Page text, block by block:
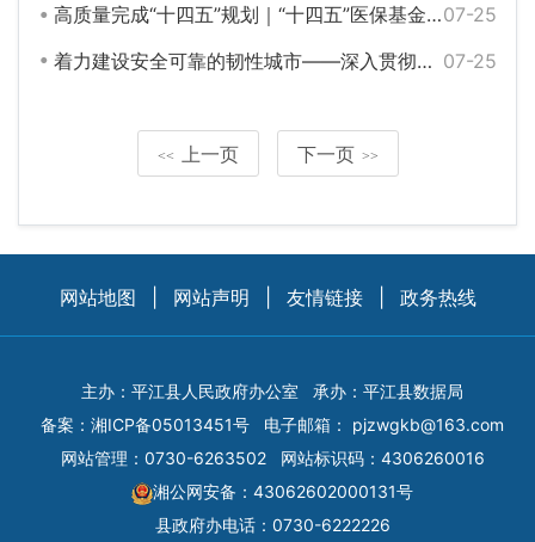
07-25
高质量完成“十四五”规划｜“十四五”医保基金支出12.13万亿元 我国医保事业提质扩面
07-25
着力建设安全可靠的韧性城市——深入贯彻落实中央城市工作会议精神述评之七
<< 上一页 下一页 >>
网站地图 网站声明 友情链接 政务热线
主办：平江县人民政府办公室
承办：平江县数据局
备案： 湘ICP备05013451号 电子邮箱： pjzwgkb@163.com
网站管理：0730-6263502
网站标识码：4306260016
湘公网安备：43062602000131号
县政府办电话：0730-6222226